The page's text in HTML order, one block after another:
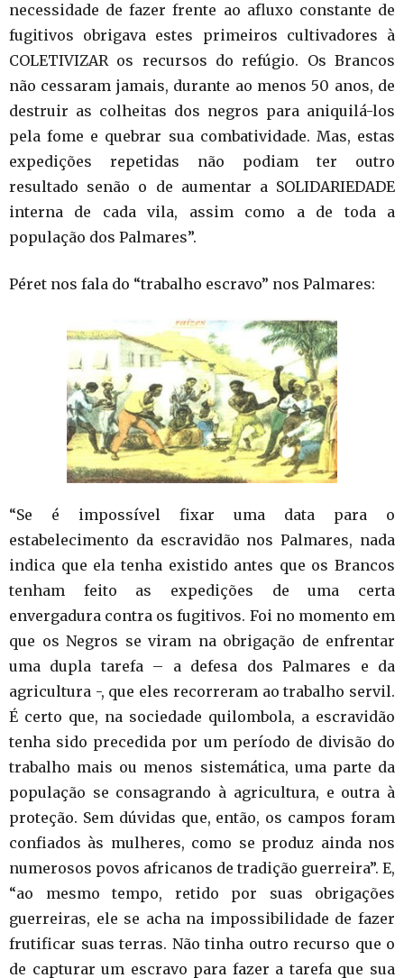
necessidade de fazer frente ao afluxo constante de
fugitivos obrigava estes primeiros cultivadores à
COLETIVIZAR os recursos do refúgio. Os Brancos
não cessaram jamais, durante ao menos 50 anos, de
destruir as colheitas dos negros para aniquilá-los
pela fome e quebrar sua combatividade. Mas, estas
expedições repetidas não podiam ter outro
resultado senão o de aumentar a SOLIDARIEDADE
interna de cada vila, assim como a de toda a
população dos Palmares”.
Péret nos fala do “trabalho escravo” nos Palmares:
“Se é impossível fixar uma data para o
estabelecimento da escravidão nos Palmares, nada
indica que ela tenha existido antes que os Brancos
tenham feito as expedições de uma certa
envergadura contra os fugitivos. Foi no momento em
que os Negros se viram na obrigação de enfrentar
uma dupla tarefa – a defesa dos Palmares e da
agricultura -, que eles recorreram ao trabalho servil.
É certo que, na sociedade quilombola, a escravidão
tenha sido precedida por um período de divisão do
trabalho mais ou menos sistemática, uma parte da
população se consagrando à agricultura, e outra à
proteção. Sem dúvidas que, então, os campos foram
confiados às mulheres, como se produz ainda nos
numerosos povos africanos de tradição guerreira”. E,
“ao mesmo tempo, retido por suas obrigações
guerreiras, ele se acha na impossibilidade de fazer
frutificar suas terras. Não tinha outro recurso que o
de capturar um escravo para fazer a tarefa que sua